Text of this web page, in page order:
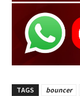
TAGS bouncer